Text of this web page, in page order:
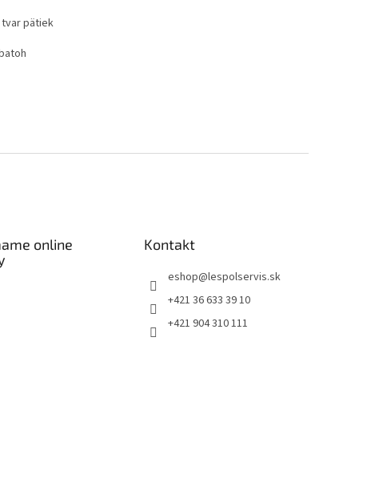
pätiek
online
Kontakt
eshop@lespolservis.sk
+421 36 633 39 10
+421 904 310 111